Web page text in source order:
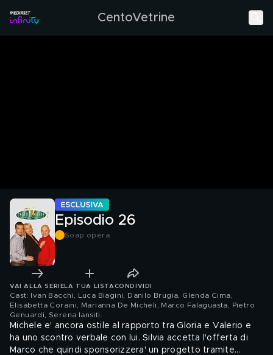
CentoVetrine
Episodio 26
Soap opera
VAI ALLA SERIE LA TUA LISTA CONDIVIDI
Cast: Ivan Bacchi, Luca Biagini, Danilo Brugia, Glenda Cima,
Elisabetta Coraini, Marianna De Micheli, Marco Falaguasta, Pietro
Genuardi, Serena Iansiti
Michele e' ancora ostile al rapporto tra Gloria e Valerio e
ha uno scontro verbale con lui. Silvia accetta l'offerta di
Marco che quindi sponsorizzera' un progetto tramite